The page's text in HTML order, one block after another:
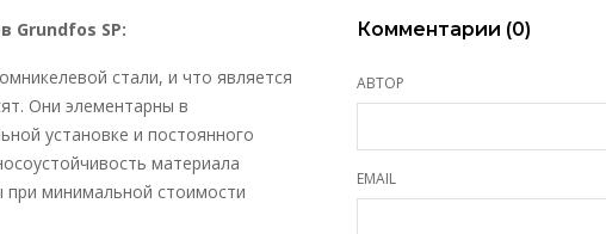
Grundfos SP:
стали, и что является
Они элементарны в
установке и постоянного
материала
при минимальной стоимости
Комментарии (0)
АВТОР
EMAIL